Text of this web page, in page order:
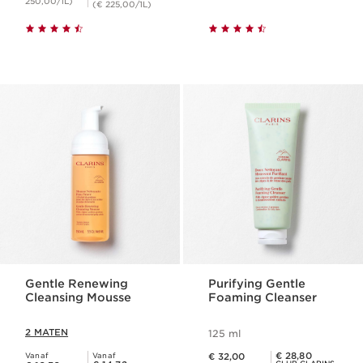
(€ 225,00/1L)
Gentle Renewing
Cleansing Mousse
2 MATEN
Vanaf
Dit is nu de prijs € 16,36 Vanaf
Purifying Gentle
Foaming Cleanser
125 ml
€ 32,00 Club Clarins Prijs € 28,80
€ 28,80